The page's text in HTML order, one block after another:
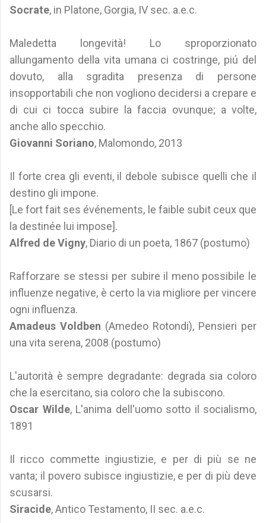
Socrate, in Platone, Gorgia, IV sec. a.e.c.
Maledetta longevità! Lo sproporzionato
allungamento della vita umana ci costringe, piú del
dovuto, alla sgradita presenza di persone
insopportabili che non vogliono decidersi a crepare e
di cui ci tocca subire la faccia ovunque; a volte,
anche allo specchio.
Giovanni Soriano, Malomondo, 2013
Il forte crea gli eventi, il debole subisce quelli che il
destino gli impone.
[Le fort fait ses événements, le faible subit ceux que
la destinée lui impose].
Alfred de Vigny, Diario di un poeta, 1867 (postumo)
Rafforzare se stessi per subire il meno possibile le
influenze negative, è certo la via migliore per vincere
ogni influenza.
Amadeus Voldben (Amedeo Rotondi), Pensieri per
una vita serena, 2008 (postumo)
L'autorità è sempre degradante: degrada sia coloro
che la esercitano, sia coloro che la subiscono.
Oscar Wilde, L'anima dell'uomo sotto il socialismo,
1891
Il ricco commette ingiustizie, e per di più se ne
vanta; il povero subisce ingiustizie, e per di più deve
scusarsi.
Siracide, Antico Testamento, II sec. a.e.c.